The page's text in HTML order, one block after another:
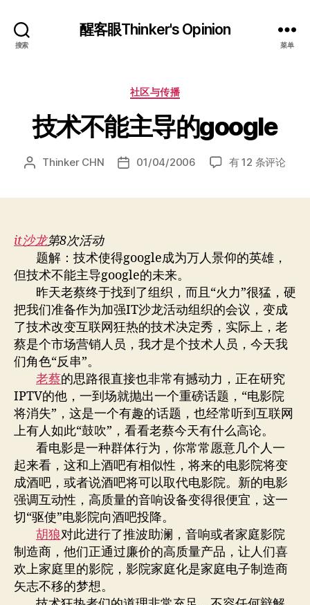
搜索
醒客眼Thinker's Opinion
菜单
分
社区与传播
技术不能主导的google
文 Thinker CHN
发 01/04/2006
技
的
google
有 12 条评论
it沙龙第8次活动
题解：技术使得google成为万人景仰的英雄，
但技术不能主导google的未来。
昨天老蔡终于找到了组织，而且“火力”很猛，硬
把我们准备作为加强IT沙龙活动组织的会议，变成
了技术改变互联网狂热的技术决定秀，实际上，老
蔡是个市场营销人员，我才是个技术人员，今天我
们角色“反串”。
老蔡的思路很直接也非常有撼动力，正在研究
IPTV的他，一到场就抛出一个重磅话题，“电影院
将消失”，这是一个有趣的话题，也经常听到互联网
上有人如此“鼓吹”，看看老蔡今天有什么高论。
看电影是一种群体行为，你常常愿意几个人一
起来看，这和上酒吧有相似性，将来的电影院将变
成酒吧，或者说酒吧将可以取代电影院。新的电影
强调互动性，高质量的音响设备变得很便宜，这一
切“驱使”电影院向酒吧投降。
胡狼对此进行了推波助澜，音响或者家庭影院
制造商，他们正通过廉价的高质量产品，让人们喜
欢上家庭里的影院，影院家庭化是家庭电子制造商
矢志不移的梦想。